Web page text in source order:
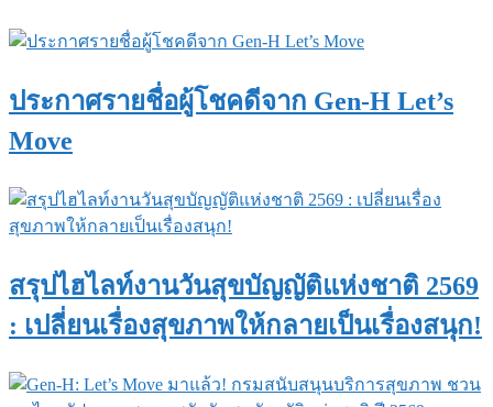
ประกาศรายชื่อผู้โชคดีจาก Gen-H Let’s
Move
สรุปไฮไลท์งานวันสุขบัญญัติแห่งชาติ 2569
: เปลี่ยนเรื่องสุขภาพให้กลายเป็นเรื่องสนุก!